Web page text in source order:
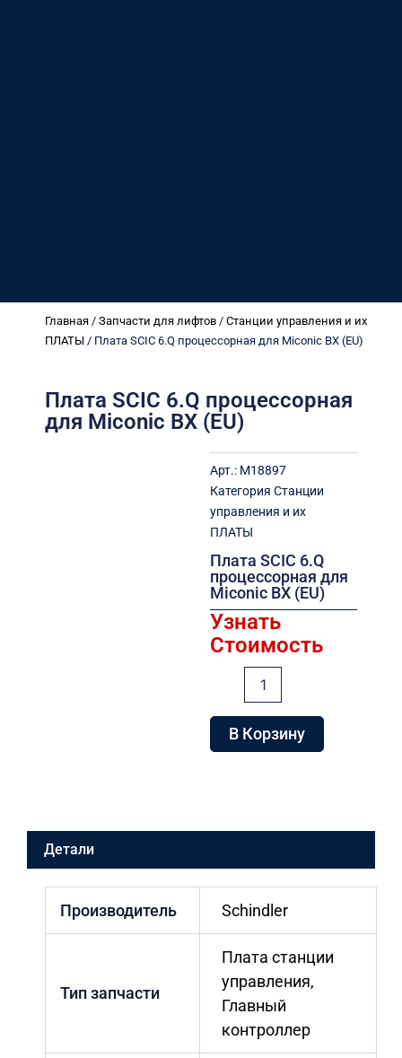
Главная / Запчасти для лифтов / Станции управления и их
ПЛАТЫ / Плата SCIC 6.Q процессорная для Miconic BX (EU)
Плата SCIC 6.Q процессорная
для Miconic BX (EU)
Арт.: M18897
Категория Станции
управления и их
ПЛАТЫ
Плата SCIC 6.Q
процессорная для
Miconic BX (EU)
Узнать
Стоимость
SCIC
6.Q
В Корзину
Детали
Производитель Schindler
Тип запчасти
Плата станции
управления,
Главный
контроллер